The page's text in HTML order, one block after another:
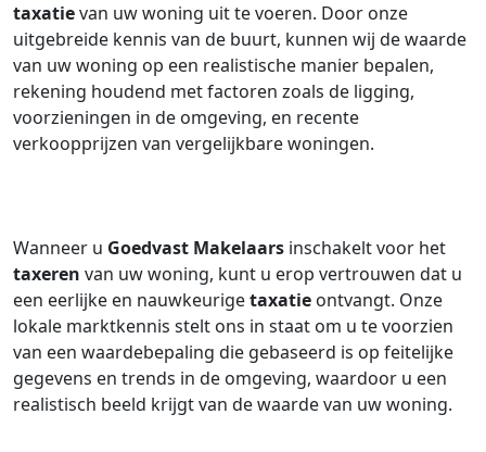
taxatievan uw woning uit te voeren. Door onze
uitgebreide kennis van de buurt, kunnen wij de waarde
van uw woning op een realistische manier bepalen,
rekening houdend met factoren zoals de ligging,
voorzieningen in de omgeving, en recente
verkoopprijzen van vergelijkbare woningen.
Wanneer u Goedvast Makelaars inschakelt voor het
taxeren van uw woning, kunt u erop vertrouwen dat u
een eerlijke en nauwkeurigetaxatie ontvangt. Onze
lokale marktkennis stelt ons in staat om u te voorzien
van een waardebepaling die gebaseerd is op feitelijke
gegevens en trends in de omgeving, waardoor u een
realistisch beeld krijgt van de waarde van uw woning.